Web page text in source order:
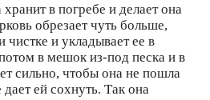
в погребе и делает она
обрезает чуть больше,
и укладывает ее в
в мешок из-под песка и в
сильно, чтобы она не пошла
ей сохнуть. Так она